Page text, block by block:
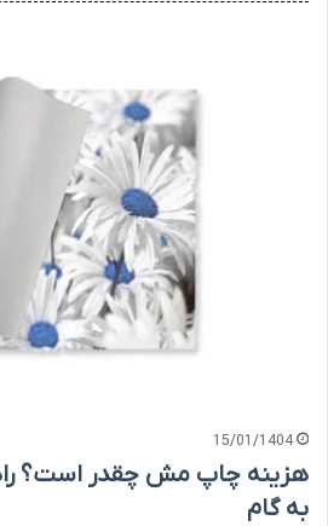
15/01/1404
هزینه چاپ مش چقدر است؟
به گام